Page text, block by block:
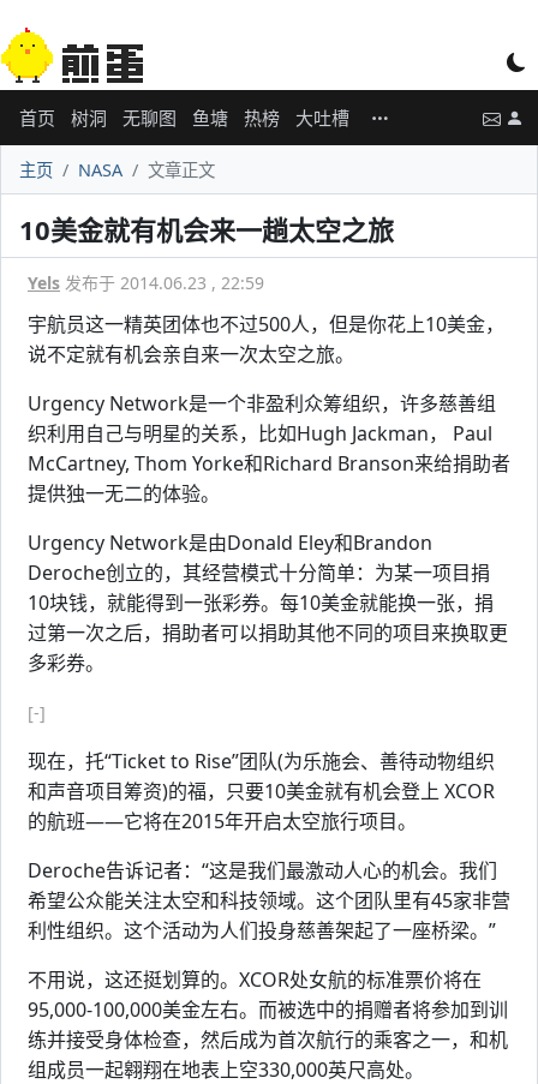
首页 树洞 无聊图 鱼塘 热榜 大吐槽
主页 NASA 文章正文
10美金就有机会来一趟太空之旅
Yels 发布于 2014.06.23 , 22:59
宇航员这一精英团体也不过500人，但是你花上10美金，
说不定就有机会亲自来一次太空之旅。
Urgency Network是一个非盈利众筹组织，许多慈善组
织利用自己与明星的关系，比如Hugh Jackman， Paul
McCartney, Thom Yorke和Richard Branson来给捐助者
提供独一无二的体验。
Urgency Network是由Donald Eley和Brandon
Deroche创立的，其经营模式十分简单：为某一项目捐
10块钱，就能得到一张彩券。每10美金就能换一张，捐
过第一次之后，捐助者可以捐助其他不同的项目来换取更
多彩券。
[-]
现在，托“Ticket to Rise”团队(为乐施会、善待动物组织
和声音项目筹资)的福，只要10美金就有机会登上 XCOR
的航班——它将在2015年开启太空旅行项目。
Deroche告诉记者：“这是我们最激动人心的机会。我们
希望公众能关注太空和科技领域。这个团队里有45家非营
利性组织。这个活动为人们投身慈善架起了一座桥梁。”
不用说，这还挺划算的。XCOR处女航的标准票价将在
95,000-100,000美金左右。而被选中的捐赠者将参加到训
练并接受身体检查，然后成为首次航行的乘客之一，和机
组成员一起翱翔在地表上空330,000英尺高处。